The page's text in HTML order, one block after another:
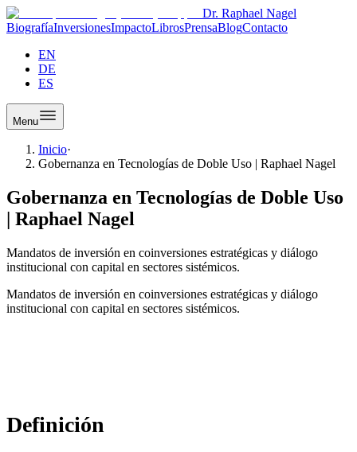
Dr. Raphael Nagel
BiografíaInversionesImpactoLibrosPrensaBlogContacto
EN
DE
ES
Menu
Inicio·
Gobernanza en Tecnologías de Doble Uso | Raphael Nagel
Gobernanza en Tecnologías de Doble Uso
| Raphael Nagel
Mandatos de inversión en coinversiones estratégicas y diálogo
institucional con capital en sectores sistémicos.
Mandatos de inversión en coinversiones estratégicas y diálogo
institucional con capital en sectores sistémicos.
Definición